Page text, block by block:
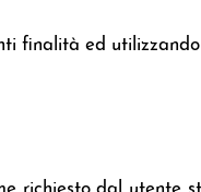
finalità ed